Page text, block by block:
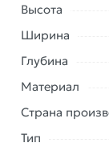
корпусе 4х7
модули
Наши
заказ и
онлайн
описанием,
Высота
Ширина
Глубина
Материал
Страна
Тип